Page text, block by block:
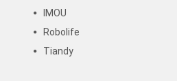
IMOU
Robolife
Tiandy